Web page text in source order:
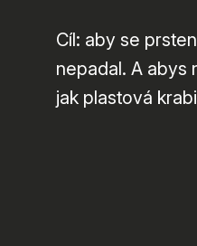
Cíl: aby se
nepadal. A abys
jak plastová